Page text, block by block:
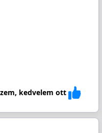
kedvelem ott